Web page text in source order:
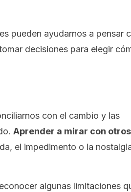
pueden ayudarnos a pensar
decisiones para elegir
con el cambio y las
Aprender a mirar con
el impedimento o la
algunas limitaciones